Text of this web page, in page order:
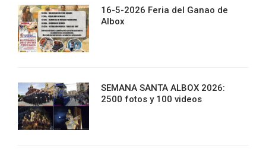
16-5-2026 Feria del Ganao de
Albox
SEMANA SANTA ALBOX 2026:
2500 fotos y 100 videos